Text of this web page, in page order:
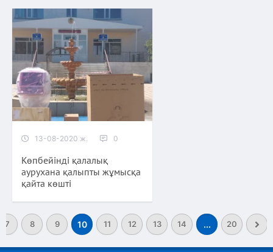
13-08-2020 ж. 0
Көпбейінді қалалық
аурухана қалыпты жұмысқа
қайта көшті
7 8 9 10 11 12 13 14 ... 20